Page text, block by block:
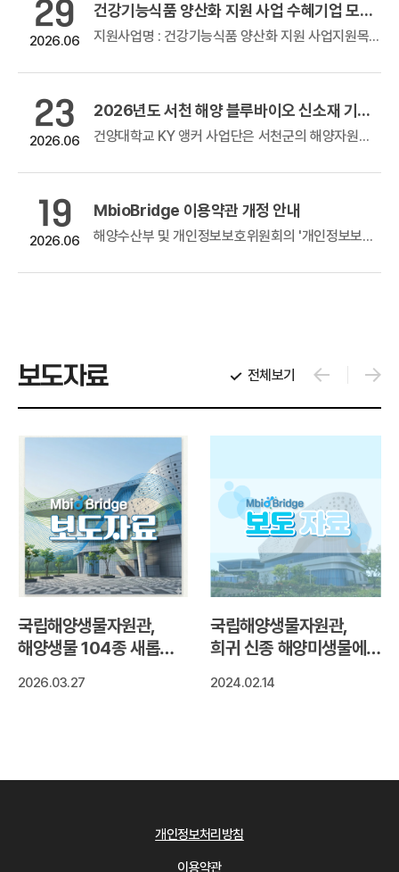
지원)
29
2026.06
건강기능식품 양산화 지원 사업 수혜기업 모집 공고
지원사업명 : 건강기능식품 양산화 지원 사업지원목적 : GMP, HACCP 인증 등의 생산 인프라를 활용하여 건강기능식품 제조지원품목명 : 건강...
23
2026.06
2026년도 서천 해양 블루바이오 신소재 기반 관련 기술지원 및 해외진출 등 사업화 지원사업 공고
건양대학교 KY 앵커 사업단은 서천군의 해양자원과 블루바이오 잠재력을 활용, 블루바이오 융합 신산업 발굴 및 육성 추진을 위해 지역 산업의 실제...
19
2026.06
MbioBridge 이용약관 개정 안내
해양수산부 및 개인정보보호위원회의 '개인정보보호 강화를 위한 인터넷망 개인정보처리시스템 이용약관 개정 지침'에 따라, 안전성이 확보되지 않은 자...
보도자료
국립해양생물자원관,
해양생물 104종 새롭게
2026.03.27
국립해양생물자원관,
희귀 신종 해양미생물에서
천연색소‘지아잔틴’색소
2024.02.14
전체보기
개인정보처리방침
이용약관